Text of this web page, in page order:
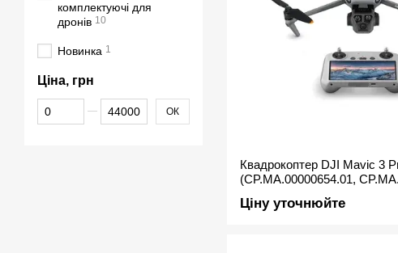
Квадрокоптер DJI Mavic 3
(CP.MA.00000654.01,
Ціну уточнюйте
комплектуючі для
дронів 10
Новинка 1
Ціна, грн
Від Ціна, грн
До Ціна, грн ОК